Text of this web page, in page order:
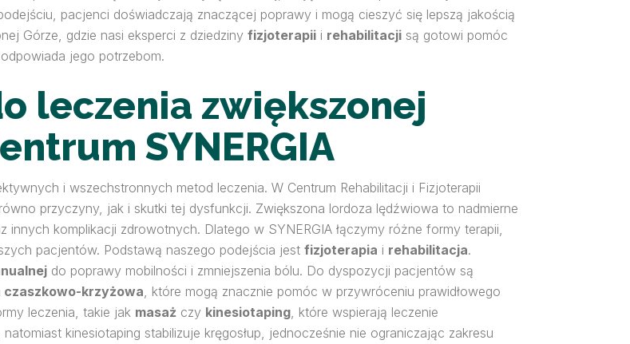
pacjenci doświadczają znaczącej poprawy i mogą cieszyć się lepszą jakością
Górze, gdzie nasi eksperci z dziedziny fizjoterapii i rehabilitacji są gotowi pomóc
jego potrzebom.
leczenia zwiększonej
SYNERGIA
i wszechstronnych metod leczenia. W Centrum Rehabilitacji i Fizjoterapii
przyczyny, jak i skutki tej dysfunkcji. Zwiększona lordoza lędźwiowa to nadmierne
komplikacji zdrowotnych. Dlatego w SYNERGIA łączymy różne formy terapii,
pacjentów. Podstawą naszego podejścia jest fizjoterapia i rehabilitacja.
do poprawy mobilności i zmniejszenia bólu. Do dyspozycji pacjentów są
czaszkowo-krzyżowa , które mogą znacznie pomóc w przywróceniu prawidłowego
leczenia, takie jak masaż czy kinesiotaping , które wspierają leczenie
kinesiotaping stabilizuje kręgosłup, jednocześnie nie ograniczając zakresu